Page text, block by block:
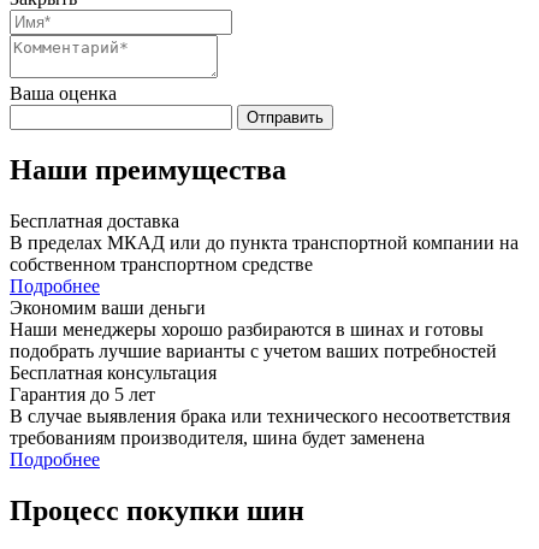
Ваша оценка
Отправить
Наши преимущества
Бесплатная доставка
В пределах МКАД или до пункта транспортной компании на
собственном транспортном средстве
Подробнее
Экономим ваши деньги
Наши менеджеры хорошо разбираются в шинах и готовы
подобрать лучшие варианты с учетом ваших потребностей
Бесплатная консультация
Гарантия до 5 лет
В случае выявления брака или технического несоответствия
требованиям производителя, шина будет заменена
Подробнее
Процесс покупки шин